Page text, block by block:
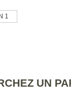
1
UN